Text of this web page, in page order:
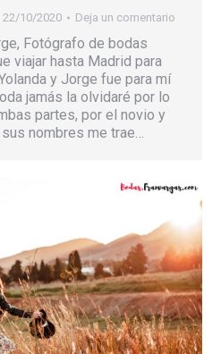
22/10/2020 Deja un comentario
Fotógrafo de bodas
viajar hasta Madrid para
y Jorge fue para mí
jamás la olvidaré por lo
partes, por el novio y
nombres me trae…